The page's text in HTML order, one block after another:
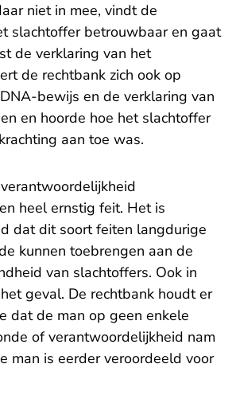
niet in mee, vindt de
slachtoffer betrouwbaar en gaat
de verklaring van het
de rechtbank zich ook op
bewijs en de verklaring van
en hoorde hoe het slachtoffer
aan toe was.
heel ernstig feit. Het is
dat dit soort feiten langdurige
kunnen toebrengen aan de
van slachtoffers. Ook in
geval. De rechtbank houdt er
dat de man op geen enkele
of verantwoordelijkheid nam
man is eerder veroordeeld voor